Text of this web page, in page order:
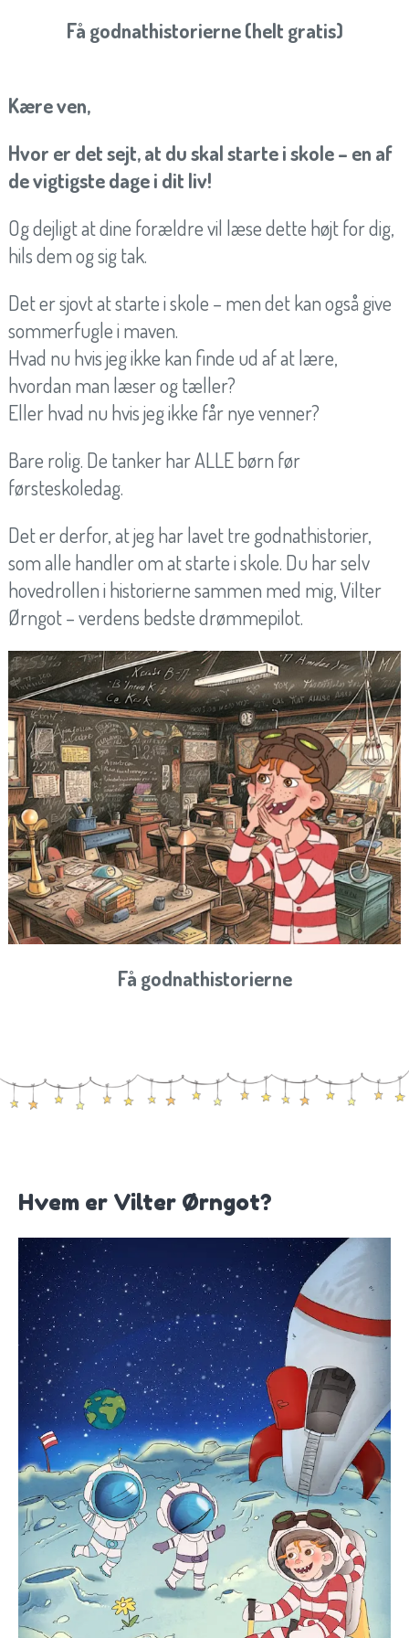
Få godnathistorierne (helt gratis)
Kære ven,
Hvor er det sejt, at du skal starte i skole – en af
de vigtigste dage i dit liv!
Og dejligt at dine forældre vil læse dette højt for dig,
hils dem og sig tak.
Det er sjovt at starte i skole – men det kan også give
sommerfugle i maven.
Hvad nu hvis jeg ikke kan finde ud af at lære,
hvordan man læser og tæller?
Eller hvad nu hvis jeg ikke får nye venner?
Bare rolig. De tanker har ALLE børn før
førsteskoledag.
Det er derfor, at jeg har lavet tre godnathistorier,
som alle handler om at starte i skole. Du har selv
hovedrollen i historierne sammen med mig, Vilter
Ørngot – verdens bedste drømmepilot.
Få godnathistorierne
Hvem er Vilter Ørngot?